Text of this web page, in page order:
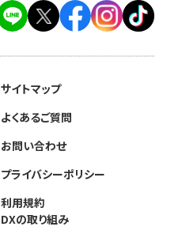
サイトマップ
よくあるご質問
お問い合わせ
プライバシーポリシー
利用規約
DXの取り組み